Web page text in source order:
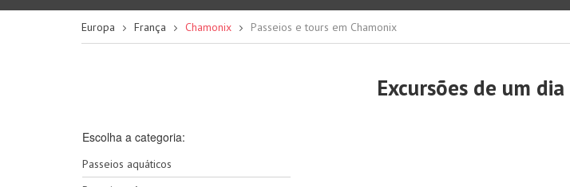
Europa França Chamonix Passeios e tours em Chamonix
Excursões de um dia
Escolha a categoria:
Passeios aquáticos